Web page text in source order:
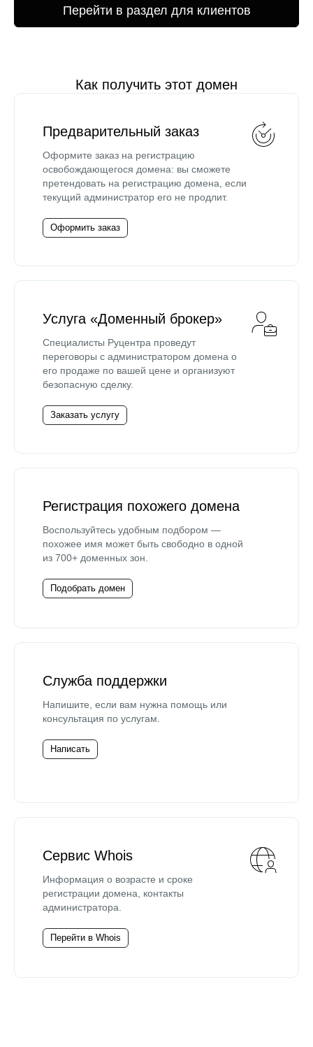
Перейти в раздел для клиентов
Как получить этот домен
Предварительный заказ
Оформите заказ на регистрацию
освобождающегося домена: вы сможете
претендовать на регистрацию домена, если
текущий администратор его не продлит.
Оформить заказ
Услуга «Доменный брокер»
Специалисты Руцентра проведут
переговоры с администратором домена о
его продаже по вашей цене и организуют
безопасную сделку.
Заказать услугу
Регистрация похожего домена
Воспользуйтесь удобным подбором —
похожее имя может быть свободно в одной
из 700+ доменных зон.
Подобрать домен
Служба поддержки
Напишите, если вам нужна помощь или
консультация по услугам.
Написать
Сервис Whois
Информация о возрасте и сроке
регистрации домена, контакты
администратора.
Перейти в Whois